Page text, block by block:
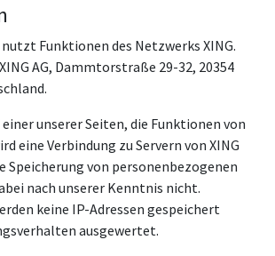
Funktionen des Netzwerks XING.
AG, Dammtorstraße 29-32, 20354
unserer Seiten, die Funktionen von
eine Verbindung zu Servern von XING
Speicherung von personenbezogenen
nach unserer Kenntnis nicht.
keine IP-Adressen gespeichert
ausgewertet.